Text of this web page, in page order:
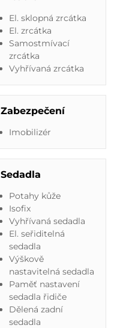
El. sklopná zrcátka
El. zrcátka
Samostmívací
zrcátka
Vyhřívaná zrcátka
Zabezpečení
Imobilizér
Sedadla
Potahy kůže
Isofix
Vyhřívaná sedadla
El. seřiditelná
sedadla
Výškově
nastavitelná sedadla
Paměť nastavení
sedadla řidiče
Dělená zadní
sedadla